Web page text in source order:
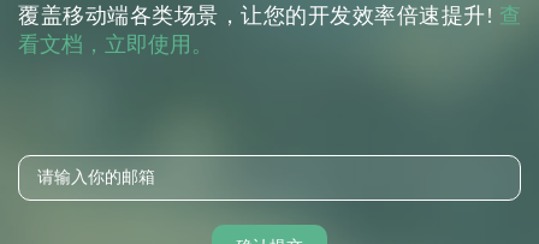
覆盖移动端各类场景，让您的开发效率倍速提升! 查
看文档，立即使用。